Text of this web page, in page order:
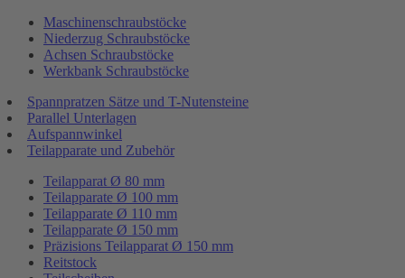
Maschinenschraubstöcke
Niederzug Schraubstöcke
Achsen Schraubstöcke
Werkbank Schraubstöcke
Spannpratzen Sätze und T-Nutensteine
Parallel Unterlagen
Aufspannwinkel
Teilapparate und Zubehör
Teilapparat Ø 80 mm
Teilapparate Ø 100 mm
Teilapparate Ø 110 mm
Teilapparate Ø 150 mm
Präzisions Teilapparat Ø 150 mm
Reitstock